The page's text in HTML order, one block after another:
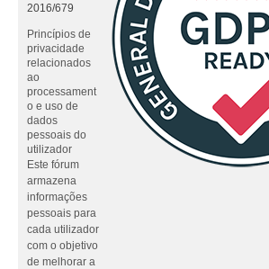
2016/679
Princípios de
privacidade
relacionados
ao
processament
o e uso de
dados
pessoais do
utilizador
Este fórum
armazena
informações
pessoais para
cada utilizador
com o objetivo
de melhorar a